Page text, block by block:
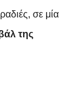
σε μία
της